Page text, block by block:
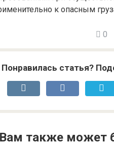
к опасным
0
Понравилась статья?
Вам также может